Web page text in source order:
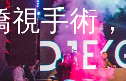
視手術